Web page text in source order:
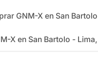
GNM-X en San
X en San Bartolo -